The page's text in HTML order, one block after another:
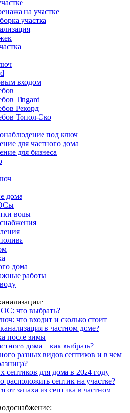
на участке
участка
входом
Tingard
Рекорд
Топол-Эко
под ключ
для частного дома
для бизнеса
дома
воды
дома
работы
что выбрать?
что входит и сколько стоит
в частном доме?
после зимы
дома – как выбрать?
разных видов септиков и в чем
септиков для дома в 2024 году
расположить септик на участке?
от запаха из септика в частном